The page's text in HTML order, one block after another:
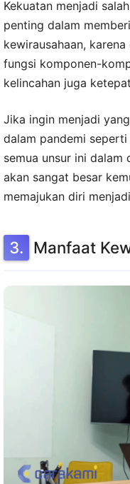
Kekuatan menjadi
penting dalam
kewirausahaan,
fungsi komponen-
kelincahan juga
Jika ingin menjadi
dalam pandemi
semua unsur ini dalam
akan sangat besar
memajukan diri
Manfaat